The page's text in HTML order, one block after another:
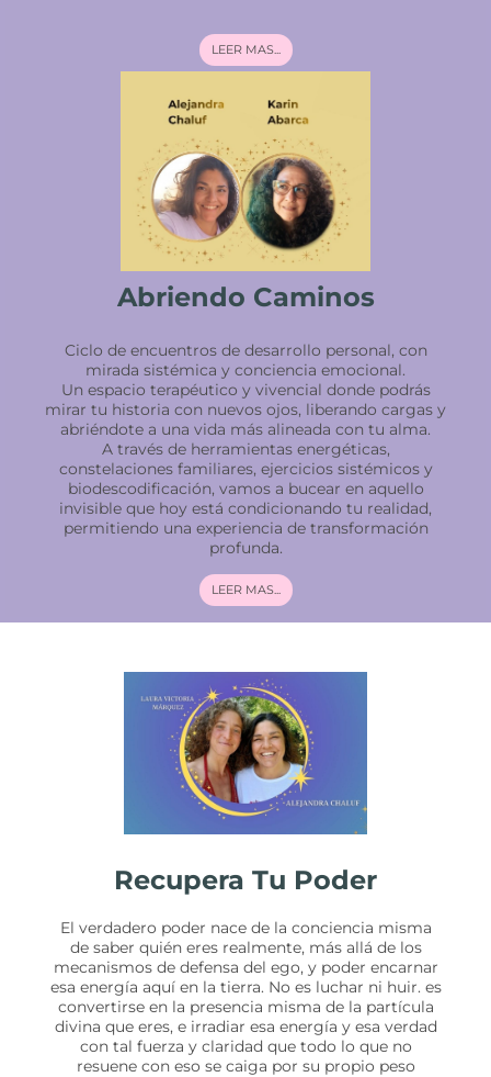
LEER MAS...
Abriendo Caminos
Ciclo de encuentros de desarrollo personal, con
mirada sistémica y conciencia emocional.
Un espacio terapéutico y vivencial donde podrás
mirar tu historia con nuevos ojos, liberando cargas y
abriéndote a una vida más alineada con tu alma.
A través de herramientas energéticas,
constelaciones familiares, ejercicios sistémicos y
biodescodificación, vamos a bucear en aquello
invisible que hoy está condicionando tu realidad,
permitiendo una experiencia de transformación
profunda.
LEER MAS...
Recupera Tu Poder
El verdadero poder nace de la conciencia misma
de saber quién eres realmente, más allá de los
mecanismos de defensa del ego, y poder encarnar
esa energía aquí en la tierra. No es luchar ni huir. es
convertirse en la presencia misma de la partícula
divina que eres, e irradiar esa energía y esa verdad
con tal fuerza y claridad que todo lo que no
resuene con eso se caiga por su propio peso